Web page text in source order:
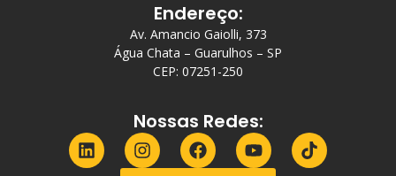
Endereço:
Av. Amancio Gaiolli, 373
Água Chata – Guarulhos – SP
CEP: 07251-250
Nossas Redes: